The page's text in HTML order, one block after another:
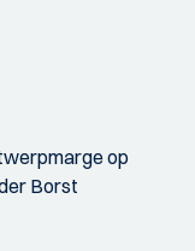
op
Borst